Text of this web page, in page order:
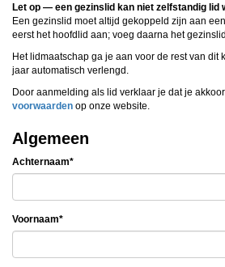
Let op — een gezinslid kan niet zelfstandig lid
Een gezinslid moet altijd gekoppeld zijn aan
eerst het hoofdlid aan; voeg daarna het
Het lidmaatschap ga je aan voor de rest van dit
jaar automatisch verlengd.
Door aanmelding als lid verklaar je dat je
voorwaarden op onze website.
Algemeen
Achternaam*
Voornaam*